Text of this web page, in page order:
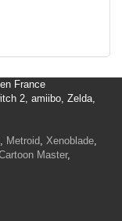
France
2, amiibo, Zelda,
, Metroid, Xenoblade,
Master,